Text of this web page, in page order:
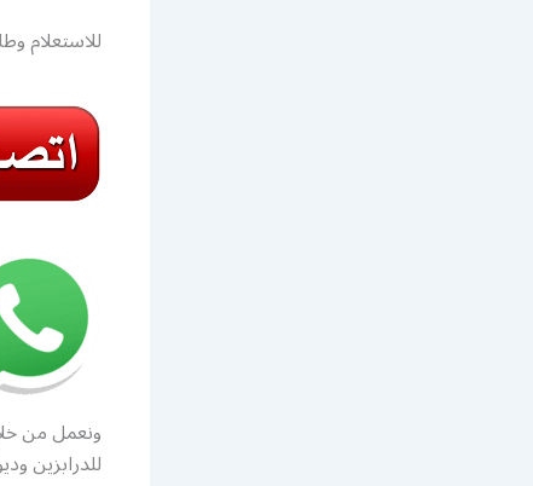
للاستعلام
ونعمل من
للدرابزين